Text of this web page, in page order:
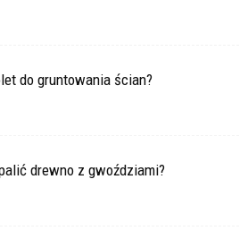
do gruntowania ścian?
drewno z gwoździami?